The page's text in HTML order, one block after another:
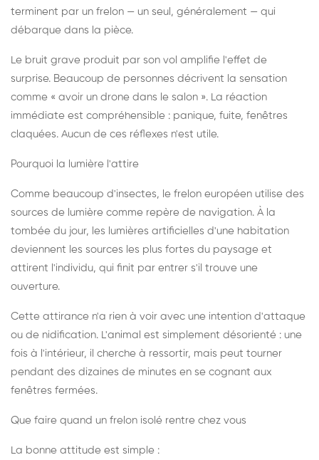
terminent par un frelon — un seul, généralement — qui
débarque dans la pièce.
Le bruit grave produit par son vol amplifie l'effet de
surprise. Beaucoup de personnes décrivent la sensation
comme « avoir un drone dans le salon ». La réaction
immédiate est compréhensible : panique, fuite, fenêtres
claquées. Aucun de ces réflexes n'est utile.
Pourquoi la lumière l'attire
Comme beaucoup d'insectes, le frelon européen utilise des
sources de lumière comme repère de navigation. À la
tombée du jour, les lumières artificielles d'une habitation
deviennent les sources les plus fortes du paysage et
attirent l'individu, qui finit par entrer s'il trouve une
ouverture.
Cette attirance n'a rien à voir avec une intention d'attaque
ou de nidification. L'animal est simplement désorienté : une
fois à l'intérieur, il cherche à ressortir, mais peut tourner
pendant des dizaines de minutes en se cognant aux
fenêtres fermées.
Que faire quand un frelon isolé rentre chez vous
La bonne attitude est simple :